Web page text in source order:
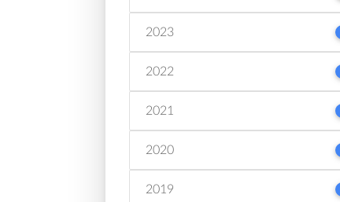
2023
2022
2021
2020
2019